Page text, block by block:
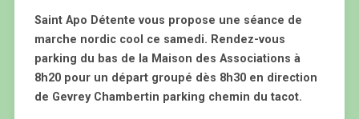
Saint Apo Détente vous propose une séance de
marche nordic cool ce samedi. Rendez-vous
parking du bas de la Maison des Associations à
8h20 pour un départ groupé dès 8h30 en direction
de Gevrey Chambertin parking chemin du tacot.